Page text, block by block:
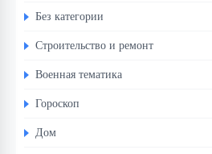
Без категории
Строительство и ремонт
Военная тематика
Гороскоп
Дом